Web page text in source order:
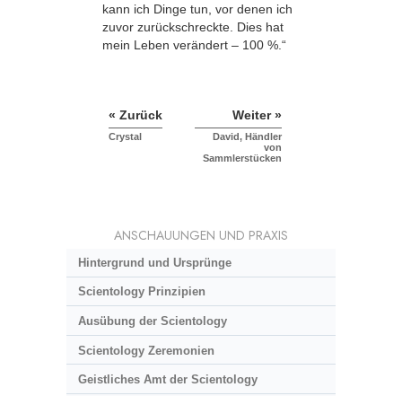
kann ich Dinge tun, vor denen ich
zuvor zurückschreckte. Dies hat
mein Leben verändert – 100 %.“
« Zurück
Crystal
Weiter »
David, Händler
von
Sammlerstücken
ANSCHAUUNGEN UND PRAXIS
Hintergrund und Ursprünge
Scientology Prinzipien
Ausübung der Scientology
Scientology Zeremonien
Geistliches Amt der Scientology